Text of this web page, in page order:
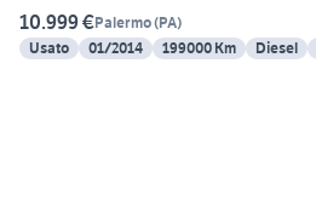
10.999 €Palermo(PA)
Usato
01/2014 199000 Km Diesel